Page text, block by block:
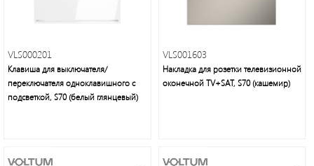
VLS000201
Клавиша для выключателя/
переключателя одноклавишного с
подсветкой, S70 (белый глянцевый)
VLS001603
Накладка для розетки телевизионной
оконечной TV+SAT, S70 (кашемир)